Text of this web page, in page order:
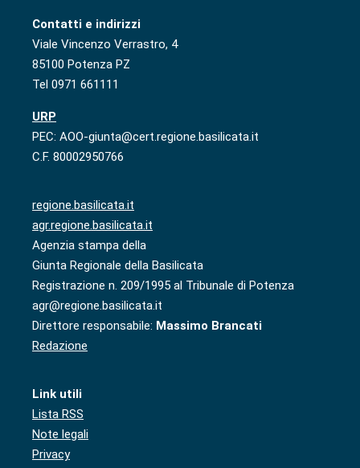
Contatti e indirizzi
Viale Vincenzo Verrastro, 4
85100 Potenza PZ
Tel 0971 661111
URP
PEC: AOO-giunta@cert.regione.basilicata.it
C.F. 80002950766
regione.basilicata.it
agr.regione.basilicata.it
Agenzia stampa della
Giunta Regionale della Basilicata
Registrazione n. 209/1995 al Tribunale di Potenza
agr@regione.basilicata.it
Direttore responsabile: Massimo Brancati
Redazione
Link utili
Lista RSS
Note legali
Privacy